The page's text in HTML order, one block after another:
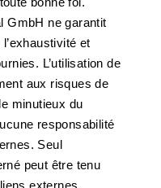
GmbH ne garantit
et
L’utilisation de
aux risques de
minutieux du
responsabilité
Seul
peut être tenu
externes.